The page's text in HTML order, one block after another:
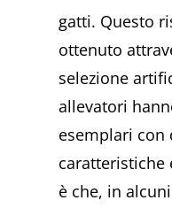
gatti. Questo
ottenuto
selezione
allevatori
esemplari con
caratteristiche
è che, in